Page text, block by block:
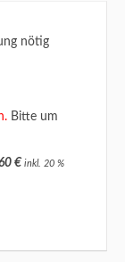
nötig
Bitte um
€ inkl. 20 %